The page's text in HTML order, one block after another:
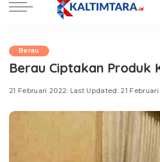
Berau
Berau Ciptakan Produk
21 Februari 2022 Last Updated: 21